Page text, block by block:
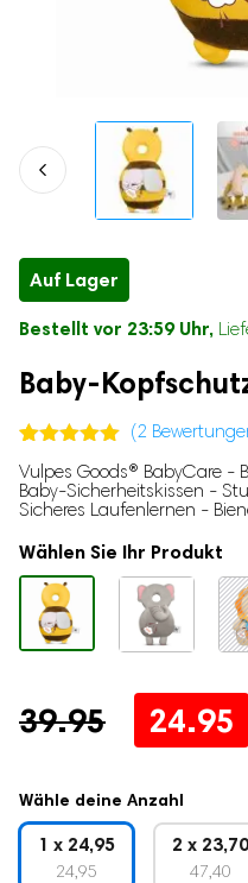
Auf Lager
Bestellt vor 23:59 Uhr,
Baby-
Bewertet mit
5.00von 5,
basierend
auf
(2
Vulpes Goods® BabyCare -
Baby-Sicherheitskissen -
Sicheres Laufenlernen -
Wählen Sie Ihr Produkt
39.95
Ursprünglicher
war:
39.95
24.95
Aktueller
ist:
24.95.
Wähle deine Anzahl
1 x 24,95
24,95
2 x 23,70
47,40
Katzenhalsbänder
Hundespielzeug
Kuscheltiere für
Tierzubehör
Geruchsentferner
Krallenschleifer
Hundetaschen &
Katzenbürsten
Mäuseschreck
Baby-Nagelscheren
Baby-Gehörschutz
Baby-Geschirr
Kühltaschen für
Treppenschutzgitter
Baby Duschständer
Kinder-Nachtlichter
Stillzubehör
Muttermilchbeutel
Brustmassagegeräte
Stillkissen
Stilltücher
Tragbarer
Elektrische